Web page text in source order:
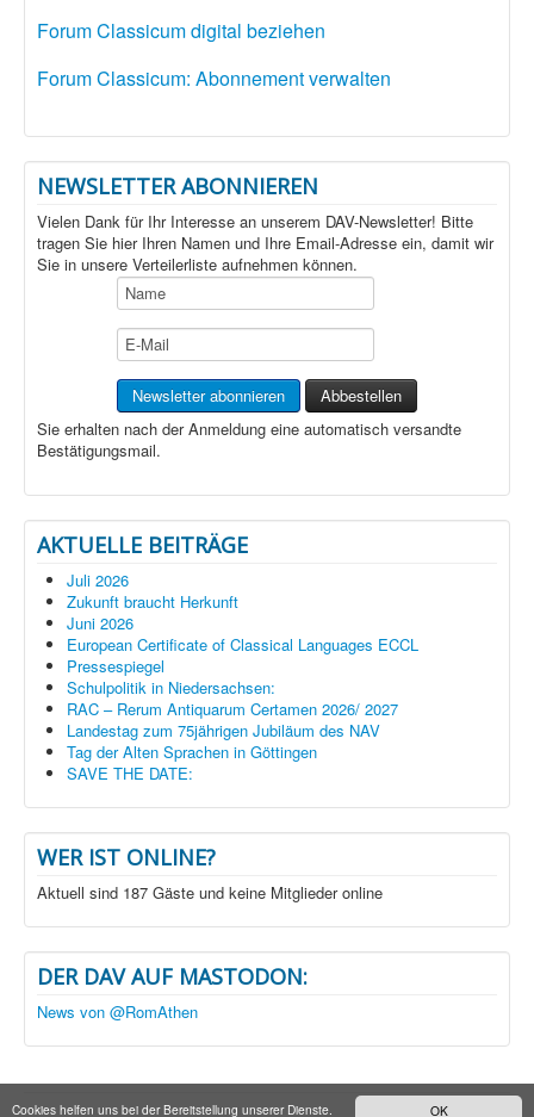
OK
Cookies helfen uns bei der Bereitstellung unserer Dienste.
Forum Classicum digital beziehen
Forum Classicum: Abonnement verwalten
NEWSLETTER ABONNIEREN
Vielen Dank für Ihr Interesse an unserem DAV-Newsletter! Bitte
tragen Sie hier Ihren Namen und Ihre Email-Adresse ein, damit wir
Sie in unsere Verteilerliste aufnehmen können.
Sie erhalten nach der Anmeldung eine automatisch versandte
Bestätigungsmail.
AKTUELLE BEITRÄGE
Juli 2026
Zukunft braucht Herkunft
Juni 2026
European Certificate of Classical Languages ECCL
Pressespiegel
Schulpolitik in Niedersachsen:
RAC – Rerum Antiquarum Certamen 2026/ 2027
Landestag zum 75jährigen Jubiläum des NAV
Tag der Alten Sprachen in Göttingen
SAVE THE DATE:
WER IST ONLINE?
Aktuell sind 187 Gäste und keine Mitglieder online
DER DAV AUF MASTODON:
News von @RomAthen